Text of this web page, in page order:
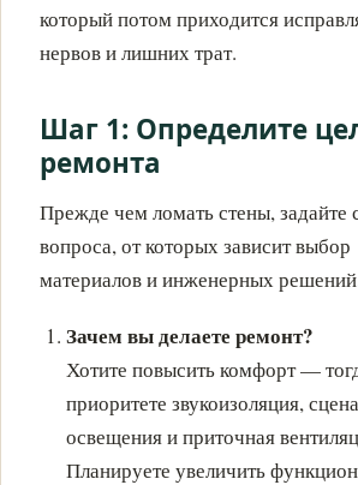
который потом приходится
нервов и лишних трат.
Шаг 1: Определите
ремонта
Прежде чем ломать стены, задайте
вопроса, от которых зависит выбор
материалов и инженерных
Зачем вы делаете ремонт?
Хотите повысить комфорт —
приоритете звукоизоляция,
освещения и приточная
Планируете увеличить